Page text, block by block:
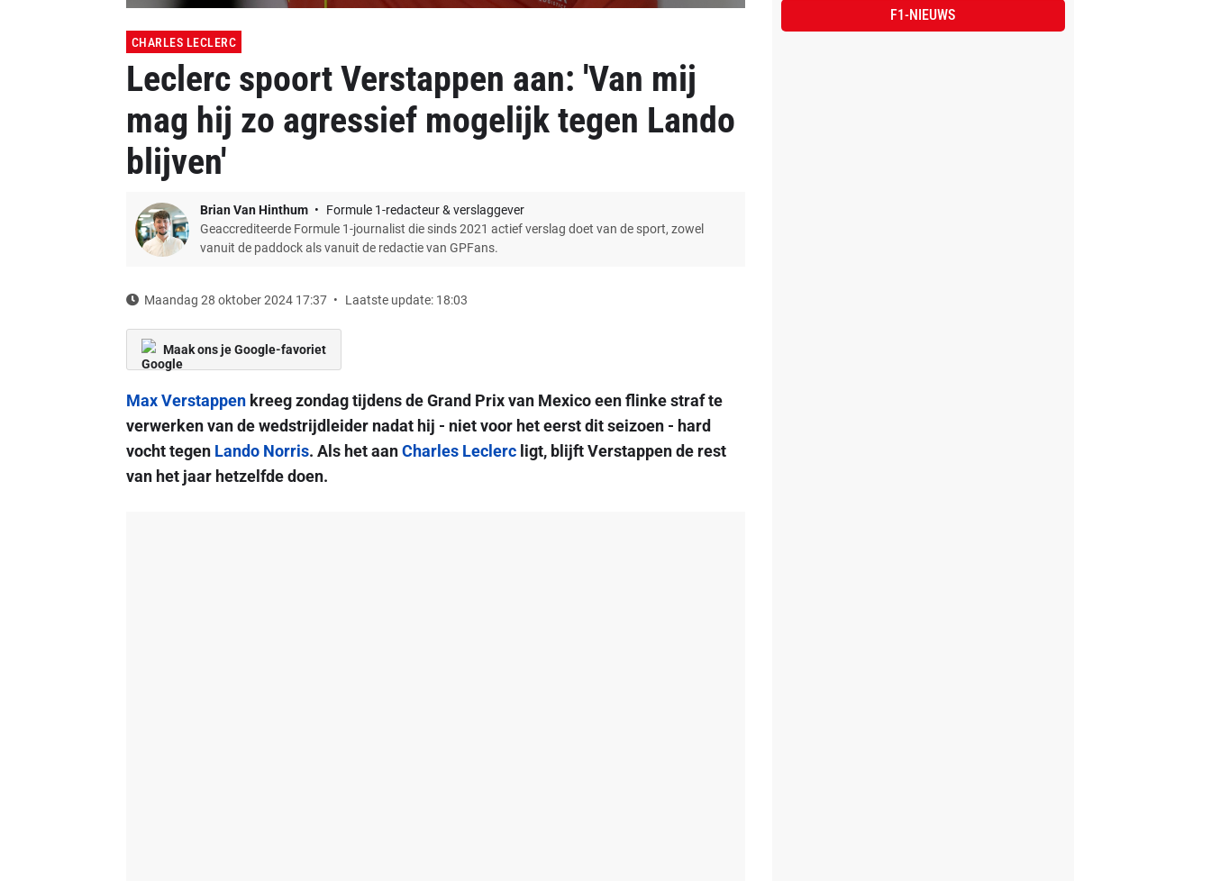
CHARLES LECLERC
Leclerc spoort Verstappen aan: 'Van mij
mag hij zo agressief mogelijk tegen Lando
blijven'
Brian Van Hinthum
Formule 1-redacteur & verslaggever
Geaccrediteerde Formule 1-journalist die sinds 2021 actief verslag doet van de sport, zowel
vanuit de paddock als vanuit de redactie van GPFans.
Maandag 28 oktober 2024 17:37 Laatste update: 18:03
Maak ons je Google-favoriet
Max Verstappenkreeg zondag tijdens de Grand Prix van Mexico een flinke straf te
verwerken van de wedstrijdleider nadat hij - niet voor het eerst dit seizoen - hard
vocht tegen Lando Norris. Als het aanCharles Leclercligt, blijft Verstappen de rest
van het jaar hetzelfde doen.
F1-NIEUWS